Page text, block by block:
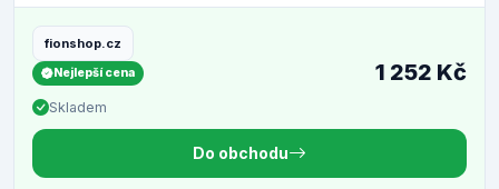
fionshop.cz
Nejlepší cena
Skladem
1 252 Kč
Do obchodu